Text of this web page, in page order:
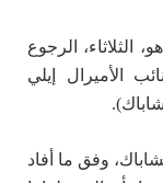
الثلاثاء، الرجوع
الأميرال إيلي
وفق ما أفاد